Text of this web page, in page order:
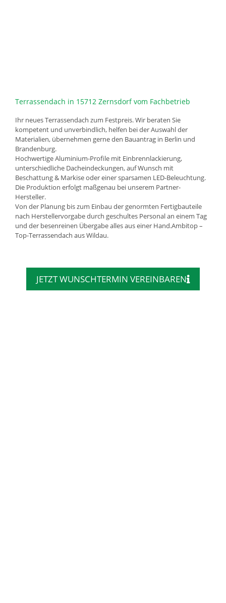
Terrassendach in 15712 Zernsdorf vom Fachbetrieb
Ihr neues Terrassendach zum Festpreis. Wir beraten Sie
kompetent und unverbindlich, helfen bei der Auswahl der
Materialien, übernehmen gerne den Bauantrag in Berlin und
Brandenburg.
Hochwertige Aluminium-Profile mit Einbrennlackierung,
unterschiedliche Dacheindeckungen, auf Wunsch mit
Beschattung & Markise oder einer sparsamen LED-Beleuchtung.
Die Produktion erfolgt maßgenau bei unserem Partner-
Hersteller.
Von der Planung bis zum Einbau der genormten Fertigbauteile
nach Herstellervorgabe durch geschultes Personal an einem Tag
und der besenreinen Übergabe alles aus einer Hand.Ambitop –
Top-Terrassendach aus Wildau.
JETZT WUNSCHTERMIN VEREINBAREN